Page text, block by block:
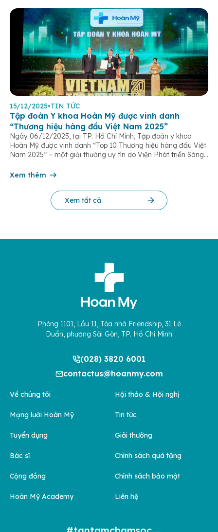
15/12/2025•TIN TỨC
Tập đoàn Y khoa Hoàn Mỹ được vinh danh
“Thương hiệu hàng đầu Việt Nam 2025”
Ngày 06/12/2025, tại TP. Hồ Chí Minh, Tập đoàn y khoa
Hoàn Mỹ được vinh danh “Top 10 Thương hiệu hàng đầu Việt
Nam 2025” – một giải thưởng uy tín do Viện Phát triển Sáng
cứu Phát triển Doanh nghiệp Châu Á […]
Xem thêm
Xem tất cả
Phòng 1101, Lầu 11, Tòa nhà Friendship, 31 Lê
Duẩn, phường Sài Gòn, TP. Hồ Chí Minh
(028) 3820 6001
contactus@hoanmy.com
Về chúng tôi
Mạng lưới Hoàn Mỹ
Tuyển dụng
Bác sĩ
Cộng đồng
Hoàn Mỹ Academy
Hội thảo & Hội nghị
Tin tức
Giải thưởng
Chính sách quà tặng
Chính sách bảo mật
Liên hệ